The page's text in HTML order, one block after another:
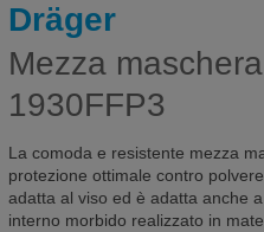
Dräger
Mezza
1930FFP3
La comoda e resistente mezza
protezione ottimale contro
adatta al viso ed è adatta anche
interno morbido realizzato in